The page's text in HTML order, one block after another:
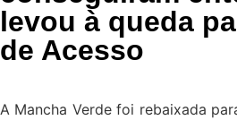
levou à queda
de Acesso
A Mancha Verde foi rebaixada